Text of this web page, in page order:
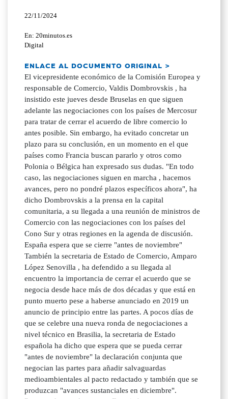
22/11/2024
En: 20minutos.es
Digital
ENLACE AL DOCUMENTO ORIGINAL >
El vicepresidente económico de la Comisión Europea y
responsable de Comercio, Valdis Dombrovskis , ha
insistido este jueves desde Bruselas en que siguen
adelante las negociaciones con los países de Mercosur
para tratar de cerrar el acuerdo de libre comercio lo
antes posible. Sin embargo, ha evitado concretar un
plazo para su conclusión, en un momento en el que
países como Francia buscan pararlo y otros como
Polonia o Bélgica han expresado sus dudas. "En todo
caso, las negociaciones siguen en marcha , hacemos
avances, pero no pondré plazos específicos ahora", ha
dicho Dombrovskis a la prensa en la capital
comunitaria, a su llegada a una reunión de ministros de
Comercio con las negociaciones con los países del
Cono Sur y otras regiones en la agenda de discusión.
España espera que se cierre "antes de noviembre"
También la secretaria de Estado de Comercio, Amparo
López Senovilla , ha defendido a su llegada al
encuentro la importancia de cerrar el acuerdo que se
negocia desde hace más de dos décadas y que está en
punto muerto pese a haberse anunciado en 2019 un
anuncio de principio entre las partes. A pocos días de
que se celebre una nueva ronda de negociaciones a
nivel técnico en Brasilia, la secretaria de Estado
española ha dicho que espera que se pueda cerrar
"antes de noviembre" la declaración conjunta que
negocian las partes para añadir salvaguardas
medioambientales al pacto redactado y también que se
produzcan "avances sustanciales en diciembre".